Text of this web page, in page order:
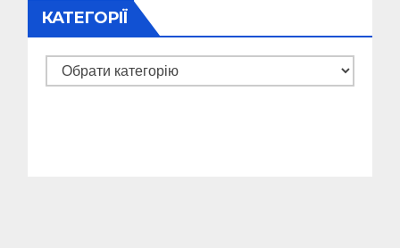
КАТЕГОРІЇ
Категорії